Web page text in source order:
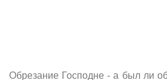
Обрезание Господне - а был ли